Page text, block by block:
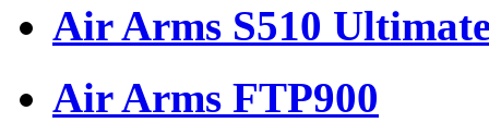
Air Arms S510
Air Arms FTP900